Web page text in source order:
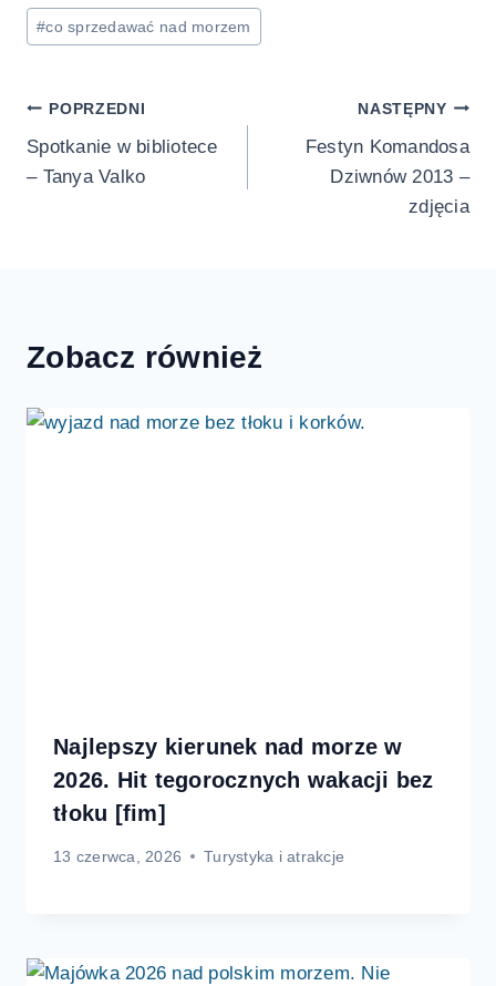
Tagi
wpisu:
#co sprzedawać nad morzem
Nawigacja
wpisu
POPRZEDNI
Spotkanie w bibliotece
– Tanya Valko
NASTĘPNY
Festyn Komandosa
Dziwnów 2013 –
zdjęcia
Zobacz również
Najlepszy kierunek nad morze w
2026. Hit tegorocznych wakacji bez
tłoku [fim]
13 czerwca, 2026 Turystyka i atrakcje